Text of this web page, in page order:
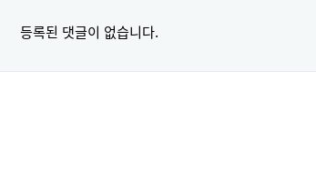
등록된 댓글이 없습니다.